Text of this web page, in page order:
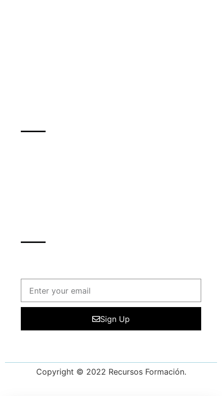
Sign Up
Copyright © 2022 Recursos Formación.